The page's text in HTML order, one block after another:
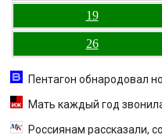
19
26
Пентагон обнародовал
Мать каждый год
Россиянам рассказали,